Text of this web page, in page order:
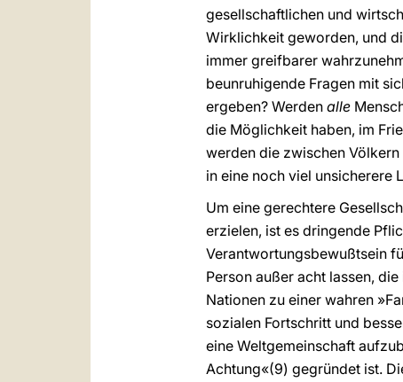
gesellschaftlichen und
Wirklichkeit geworden, und
immer greifbarer
beunruhigende Fragen mit
ergeben? Werden alle
die Möglichkeit haben, im
werden die zwischen
in eine noch viel unsicherere
Um eine gerechtere
erzielen, ist es dringende
Verantwortungsbewußtsein
Person außer acht lassen,
Nationen zu einer wahren
sozialen Fortschritt und
eine Weltgemeinschaft
Achtung«(9) gegründet ist.